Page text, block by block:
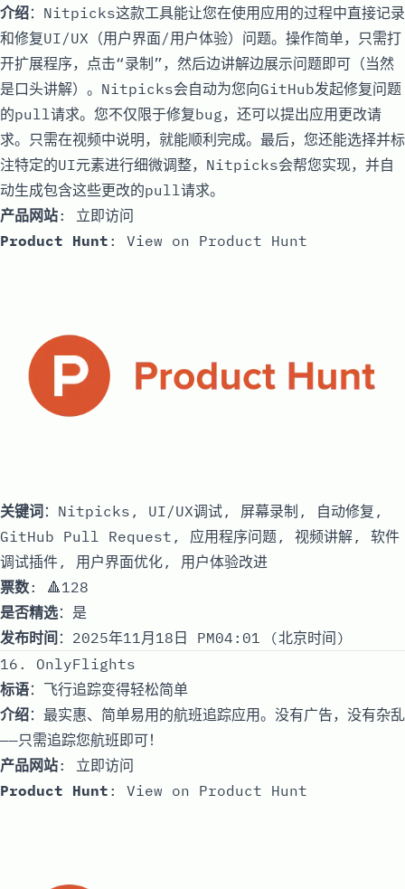
介绍：Nitpicks这款工具能让您在使用应用的过程中直接记录
和修复UI/UX（用户界面/用户体验）问题。操作简单，只需打
开扩展程序，点击“录制”，然后边讲解边展示问题即可（当然
是口头讲解）。Nitpicks会自动为您向GitHub发起修复问题
的pull请求。您不仅限于修复bug，还可以提出应用更改请
求。只需在视频中说明，就能顺利完成。最后，您还能选择并标
注特定的UI元素进行细微调整，Nitpicks会帮您实现，并自
动生成包含这些更改的pull请求。
产品网站: 立即访问
Product Hunt : View on Product Hunt
关键词：Nitpicks, UI/UX调试, 屏幕录制, 自动修复,
GitHub Pull Request, 应用程序问题, 视频讲解, 软件
调试插件, 用户界面优化, 用户体验改进
票数: 🔺128
是否精选：是
发布时间 ：2025年11月18日 PM04:01 (北京时间)
16. OnlyFlights
标语：飞行追踪变得轻松简单
介绍：最实惠、简单易用的航班追踪应用。没有广告，没有杂乱
——只需追踪您航班即可！
产品网站: 立即访问
Product Hunt : View on Product Hunt